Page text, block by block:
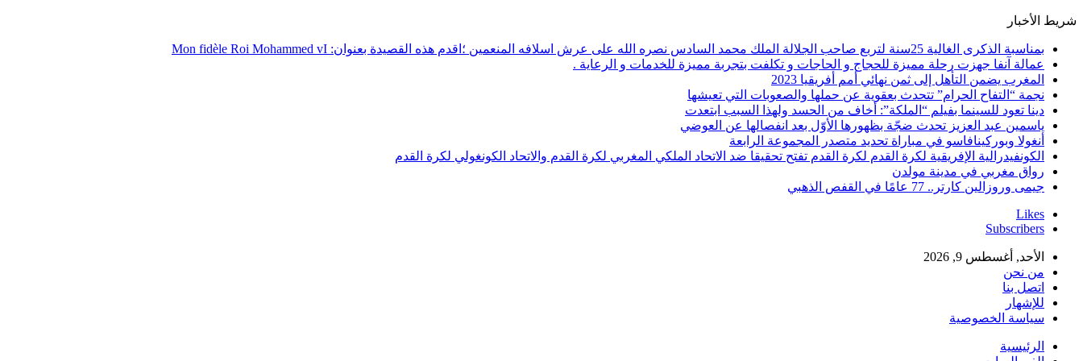
شريط الأخبار
بمناسبة الذكرى الغالية 25سنة لتربع صاحب الجلالة الملك محمد السادس نصره الله على عرش اسلافه المنعمين ؛اقدم هذه القصيدة بعنوان: Mon fidèle Roi Mohammed vI
عمالة آنفا جهزت رحلة مميزة للحجاج و الحاجات و تكلفت بتجربة مميزة للخدمات و الرعاية .
المغرب يضمن التأهل إلى ثمن نهائي أمم أفريقيا 2023
نجمة “التفاح الحرام” تتحدث بعقوية عن حملها والصعوبات التي تعيشها
دينا تعود للسينما بفيلم “الملكة”: أخاف من الحسد ولهذا السبب ابتعدت
ياسمين عبد العزيز تحدث ضجّة بظهورها الأوّل بعد انفصالها عن العوضي
أنغولا وبوركينافاسو في مباراة تحديد متصدر المجموعة الرابعة
الكونفيدرالية الإفريقية لكرة القدم لكرة القدم تفتح تحقيقا ضد الاتحاد الملكي المغربي لكرة القدم والاتحاد الكونغولي لكرة القدم
رواق مغربي في مدينة مولدن
جيمى وروزالين كارتر.. 77 عامًا في القفص الذهبي
Likes
Subscribers
الأحد, أغسطس 9, 2026
من نحن
اتصل بنا
للإشهار
سياسة الخصوصية
الرئيسية